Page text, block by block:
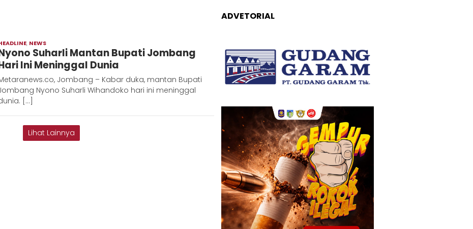
, NEWS
Metaranews
Suharli Mantan Bupati Jombang
Ini Meninggal Dunia
Jombang – Kabar duka, mantan Bupati
Nyono Suharli Wihandoko hari ini meninggal
[…]
Lihat Lainnya
ADVETORIAL